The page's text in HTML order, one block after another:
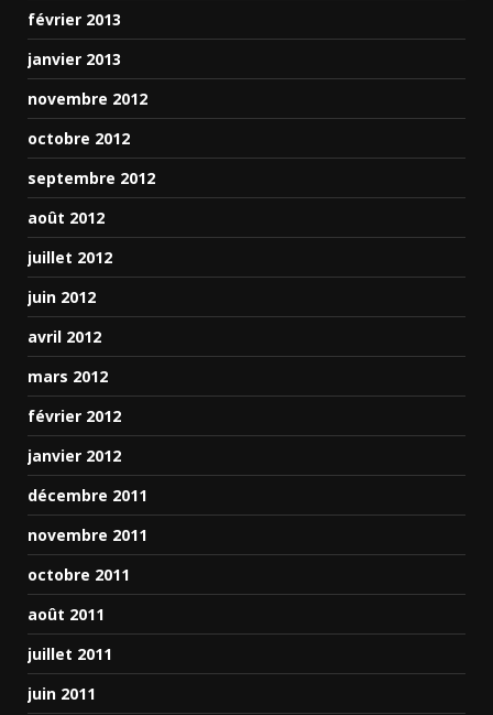
février 2013
janvier 2013
novembre 2012
octobre 2012
septembre 2012
août 2012
juillet 2012
juin 2012
avril 2012
mars 2012
février 2012
janvier 2012
décembre 2011
novembre 2011
octobre 2011
août 2011
juillet 2011
juin 2011